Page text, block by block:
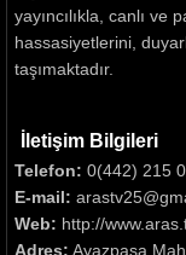
yayıncılıkla, canlı ve
hassasiyetlerini,
taşımaktadır.
İletişim Bilgileri
Telefon: 0(442) 215
E-mail:
Web: http://
Adres: Ayazpaşa